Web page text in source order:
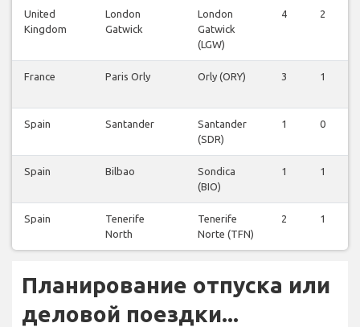
United
Kingdom
London
Gatwick
London
Gatwick
(LGW)
4 2
France Paris Orly Orly (ORY) 3 1
Spain Santander
Santander
(SDR)
1 0
Spain Bilbao
Sondica
(BIO)
1 1
Spain
Tenerife
North
Tenerife
Norte (TFN)
2 1
Планирование отпуска или
деловой поездки...